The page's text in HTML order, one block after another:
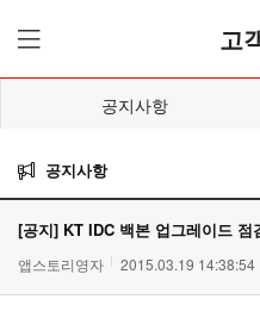
고
공지사항
공지사항
[공지] KT IDC 백본 업그레이드 점
앱스토리영자 2015.03.19 14:38:54